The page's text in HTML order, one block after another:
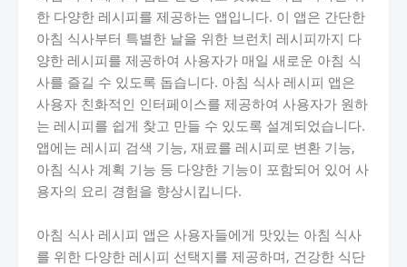
한 다양한 레시피를 제공하는 앱입니다. 이 앱은 간단한
아침 식사부터 특별한 날을 위한 브런치 레시피까지 다
양한 레시피를 제공하여 사용자가 매일 새로운 아침 식
사를 즐길 수 있도록 돕습니다. 아침 식사 레시피 앱은
사용자 친화적인 인터페이스를 제공하여 사용자가 원하
는 레시피를 쉽게 찾고 만들 수 있도록 설계되었습니다.
앱에는 레시피 검색 기능, 재료를 레시피로 변환 기능,
아침 식사 계획 기능 등 다양한 기능이 포함되어 있어 사
용자의 요리 경험을 향상시킵니다.
아침 식사 레시피 앱은 사용자들에게 맛있는 아침 식사
를 위한 다양한 레시피 선택지를 제공하며, 건강한 식단